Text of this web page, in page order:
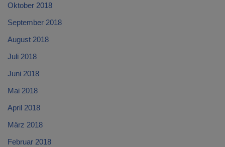
Oktober 2018
September 2018
August 2018
Juli 2018
Juni 2018
Mai 2018
April 2018
März 2018
Februar 2018